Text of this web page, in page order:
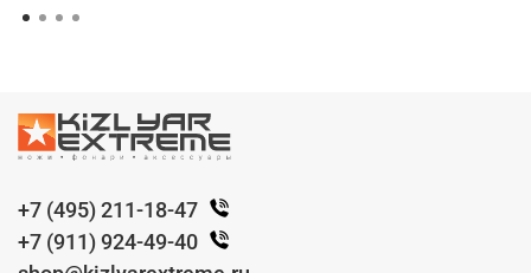
+7 (495) 211-18-47
+7 (911) 924-49-40